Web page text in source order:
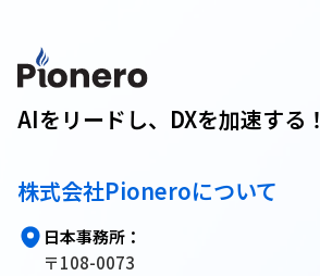
AIをリードし、DXを加速する！
株式会社Pioneroについて
日本事務所：
〒108-0073